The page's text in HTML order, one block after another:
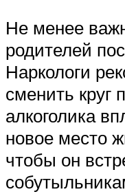
Не менее
родителей
Наркологи
сменить круг
алкоголика
новое место
чтобы он